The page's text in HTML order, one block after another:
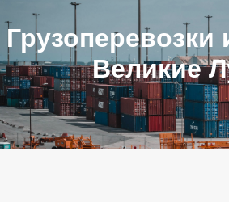
Грузоперевозки
Великие